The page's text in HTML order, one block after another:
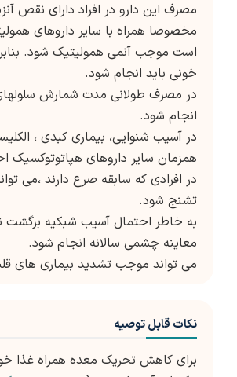
مخصوصا همراه با سایر داروهای
است موجب آنمی همولیتیک شود.
خونی باید انجام شود.
در مصرف طولانی مدت شمارش
انجام شود.
در آسیب شنوایی، بیماری کبدی ،
همزمان سایر داروهای هپاتوتوکسیک
در افرادی که سابقه صرع دارند ،می
تشنج شود.
به خاطر احتمال آسیب شبکیه برگشت
معاینه چشمی سالانه انجام شود.
می تواند موجب تشدید بیماری های
نکات قابل توصیه
برای کاهش تحریک معده همراه غذا